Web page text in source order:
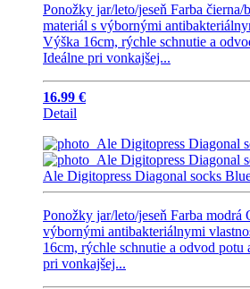
Ponožky jar/leto/jeseň Farba čierna/
materiál s výbornými
Výška 16cm, rýchle schnutie a
Ideálne pri vonkajšej...
16.99 €
Detail
Ale Digitopress Diagonal socks
Ponožky jar/leto/jeseň Farba modrá
výbornými antibakteriálnymi
16cm, rýchle schnutie a odvod potu
pri vonkajšej...